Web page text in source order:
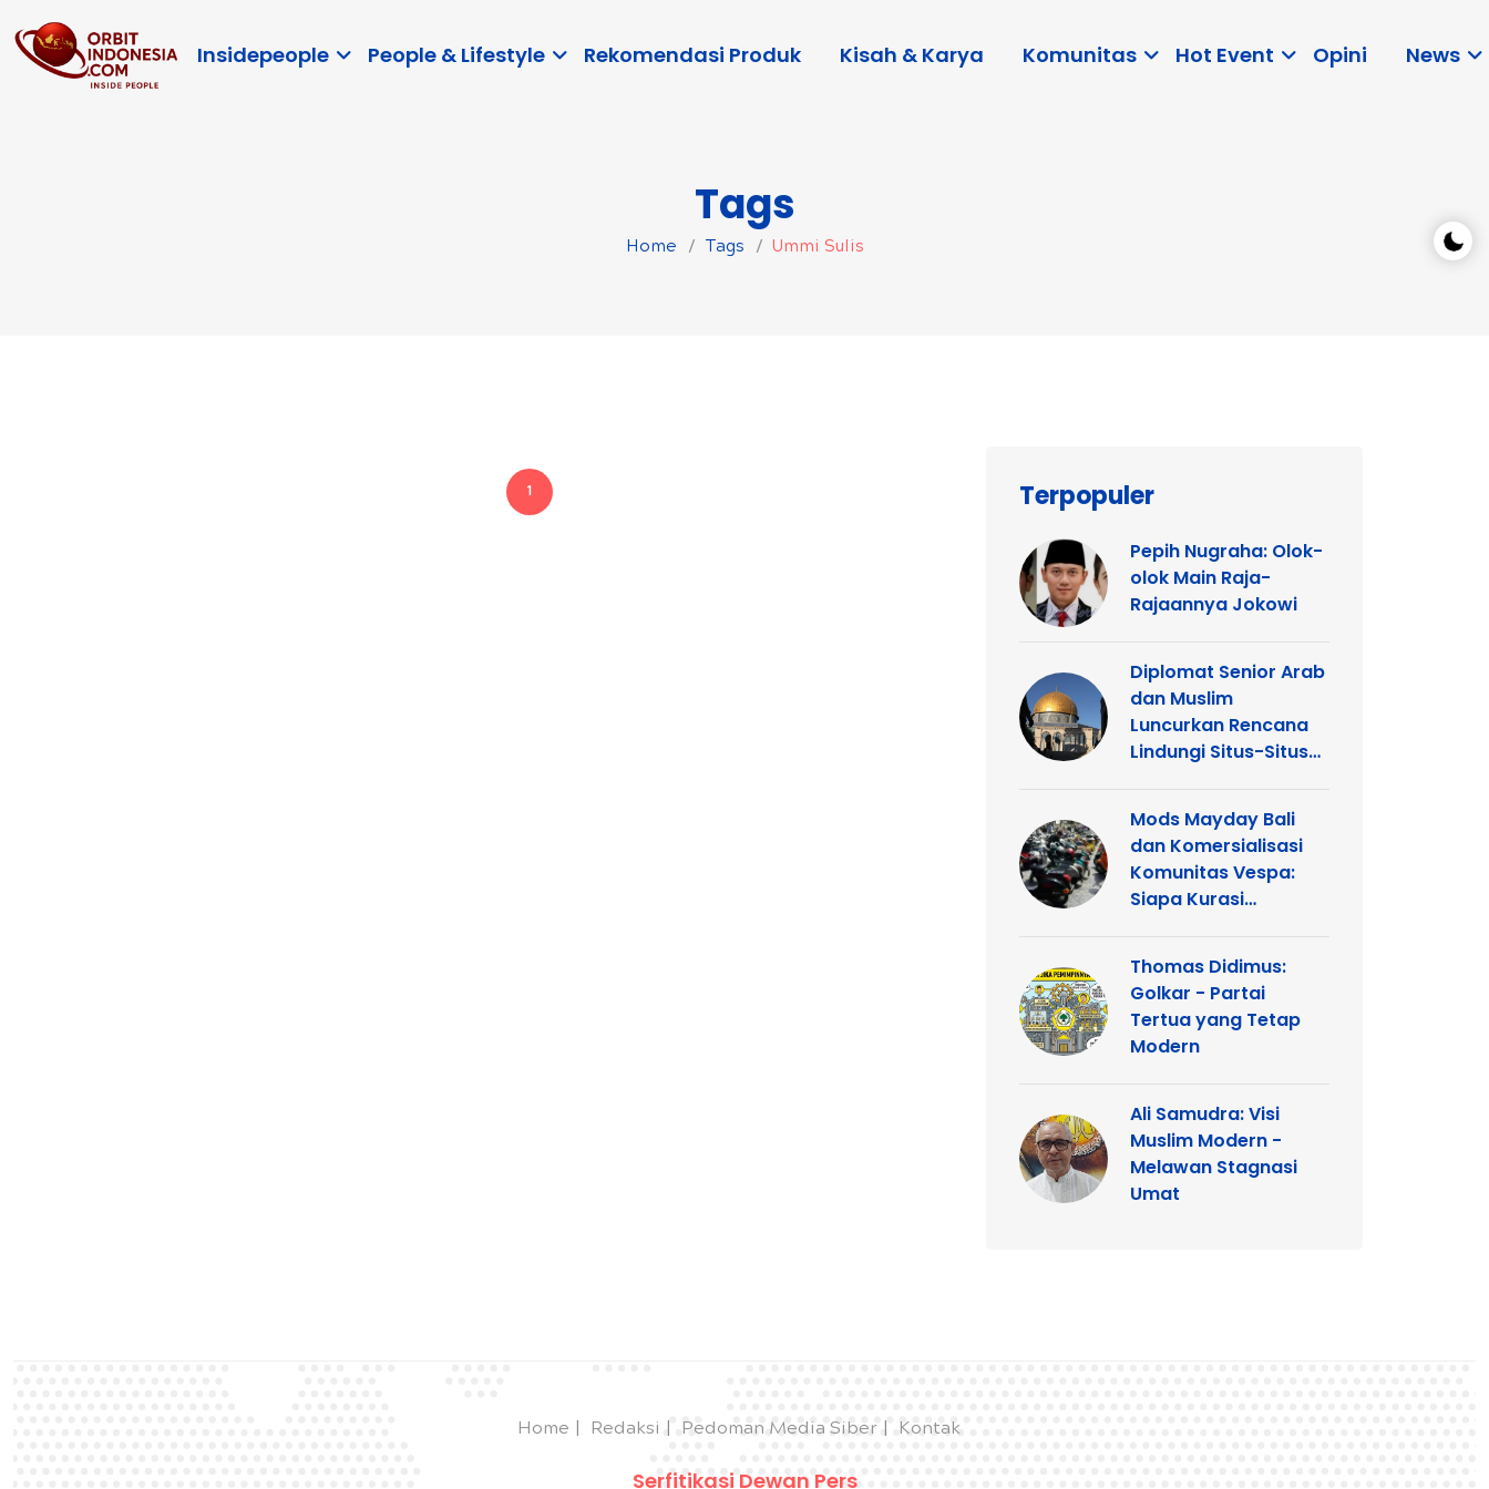
Insidepeople People & Lifestyle Rekomendasi Produk Kisah & Karya Komunitas Hot Event Opini News
Tags
Home Tags Ummi Sulis
1 Terpopuler
Pepih Nugraha: Olok-
olok Main Raja-
Rajaannya Jokowi
Diplomat Senior Arab
dan Muslim
Luncurkan Rencana
Lindungi Situs-Situs
Yerusalem
Mods Mayday Bali
dan Komersialisasi
Komunitas Vespa:
Siapa Kurasi
Thomas Didimus:
Golkar - Partai
Tertua yang Tetap
Modern
Ali Samudra: Visi
Muslim Modern -
Melawan Stagnasi
Umat
Home Redaksi Pedoman Media Siber Kontak
Serfitikasi Dewan Pers